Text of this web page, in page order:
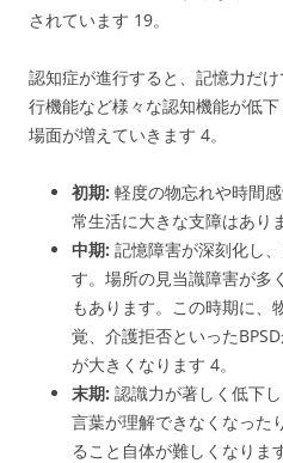
されています 19。
認知症が進行すると、記憶力だ
行機能など様々な認知機能が低
場面が増えていきます 4。
初期: 軽度の物忘れや時間
常生活に大きな支障はあり
中期: 記憶障害が深刻化し
す。場所の見当識障害が多
もあります。この時期に、
覚、介護拒否といった
が大きくなります 4。
末期: 認識力が著しく低下
言葉が理解できなくなった
ること自体が難しくなりま